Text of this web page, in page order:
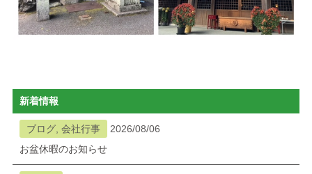
新着情報
ブログ, 会社行事
2026/08/06
お盆休暇のお知らせ